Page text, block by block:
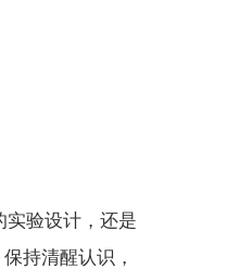
实验设计，还是
持清醒认识，